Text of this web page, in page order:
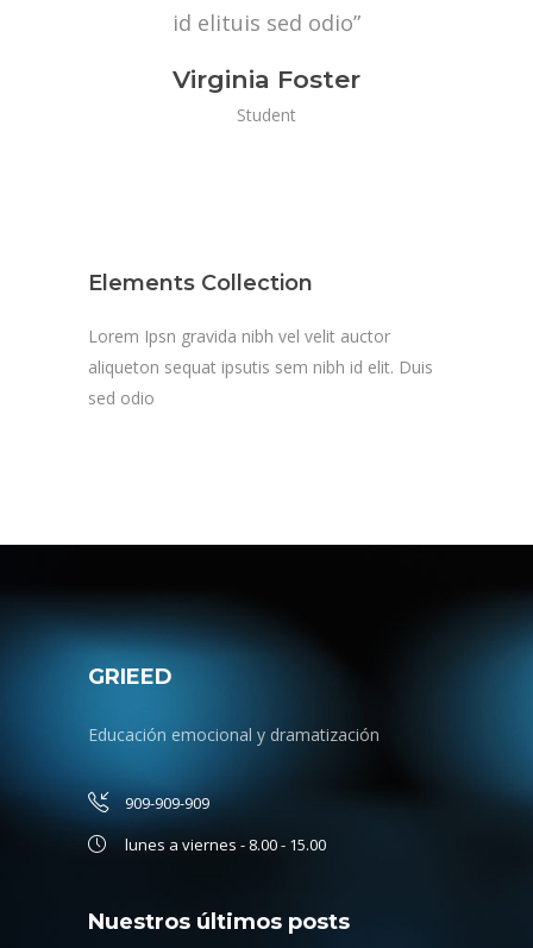
id elituis sed odio”
Virginia Foster
Student
Elements Collection
Lorem Ipsn gravida nibh vel velit auctor
aliqueton sequat ipsutis sem nibh id elit. Duis
sed odio
GRIEED
Educación emocional y dramatización
909-909-909
lunes a viernes - 8.00 - 15.00
Nuestros últimos posts